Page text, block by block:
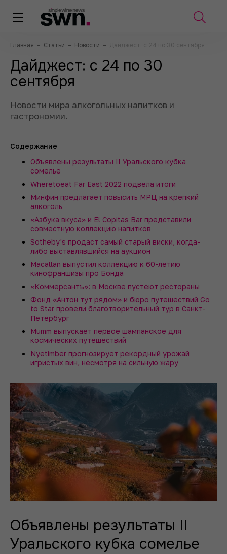
Главная – Статьи – Новости – Дайджест: с 24 по 30 сентября
Дайджест: с 24 по 30
сентября
Новости мира алкогольных напитков и
гастрономии.
Содержание
Объявлены результаты II Уральского кубка
сомелье
Wheretoeat Far East 2022 подвела итоги
Минфин предлагает повысить МРЦ на крепкий
алкоголь
«Азбука вкуса» и El Copitas Bar представили
совместную коллекцию напитков
Sotheby's продаст самый старый виски, когда-
либо выставлявшийся на аукцион
Macallan выпустил коллекцию к 60-летию
кинофраншизы про Бонда
«Коммерсантъ»: в Москве пустеют рестораны
Фонд «Антон тут рядом» и бюро путешествий Go
to Star провели благотворительный тур в Санкт-
Петербург
Mumm выпускает первое шампанское для
космических путешествий
Nyetimber прогнозирует рекордный урожай
игристых вин, несмотря на сильную жару
Объявлены результаты II
Уральского кубка сомелье